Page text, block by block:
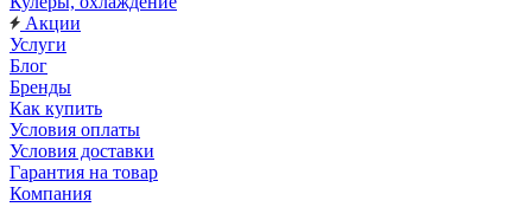
Акции
Услуги
Блог
Бренды
Как купить
Условия оплаты
Условия доставки
Гарантия на товар
Компания